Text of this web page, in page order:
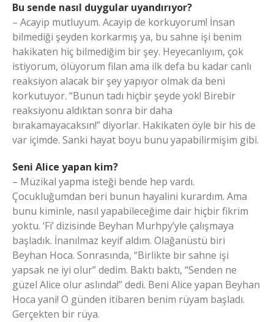
Bu sende nasıl duygular uyandırıyor?
– Acayip mutluyum. Acayip de korkuyorum! İnsan
bilmediği şeyden korkarmış ya, bu sahne işi benim
hakikaten hiç bilmediğim bir şey. Heyecanlıyım, çok
istiyorum, ölüyorum filan ama ilk defa bu kadar canlı
reaksiyon alacak bir şey yapıyor olmak da beni
korkutuyor. “Bunun tadı hiçbir şeyde yok! Birebir
reaksiyonu aldıktan sonra bir daha
bırakamayacaksın!” diyorlar. Hakikaten öyle bir his de
var içimde. Sanki hayat boyu bunu yapabilirmişim gibi.
Seni Alice yapan kim?
– Müzikal yapma isteği bende hep vardı.
Çocukluğumdan beri bunun hayalini kurardım. Ama
bunu kiminle, nasıl yapabileceğime dair hiçbir fikrim
yoktu. ‘Fi’ dizisinde Beyhan Murhpy’yle çalışmaya
başladık. İnanılmaz keyif aldım. Olağanüstü biri
Beyhan Hoca. Sonrasında, “Birlikte bir sahne işi
yapsak ne iyi olur” dedim. Baktı baktı, “Senden ne
güzel Alice olur aslında!” dedi. Beni Alice yapan Beyhan
Hoca yani! O günden itibaren benim rüyam başladı.
Gerçekten bir rüya.